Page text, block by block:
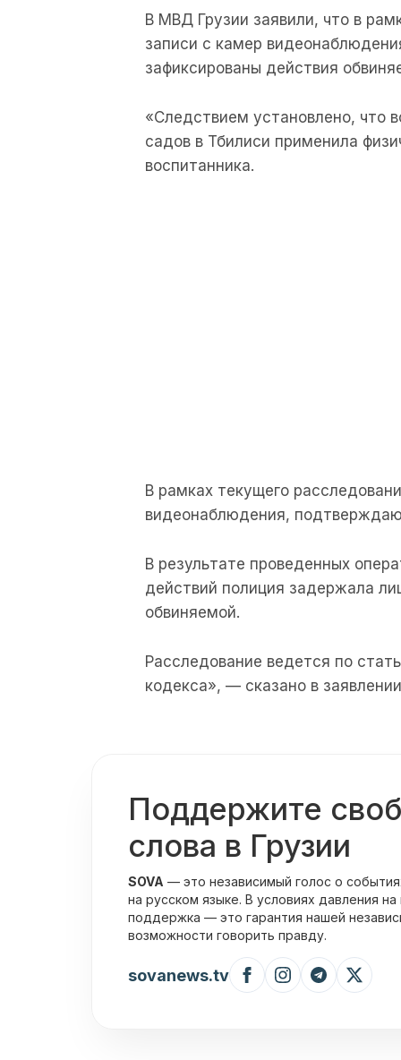
В МВД Грузии заявили, что в
записи с камер
зафиксированы действия
«Следствием установлено, что
садов в Тбилиси применила
воспитанника.
В рамках текущего
видеонаблюдения,
В результате проведенных
действий полиция задержала
обвиняемой.
Расследование ведется по
кодекса», — сказано в
Поддержите
слова в Грузии
SOVA — это независимый голос о
на русском языке. В условиях давления
поддержка — это гарантия нашей
возможности говорить правду.
sovanews.tv